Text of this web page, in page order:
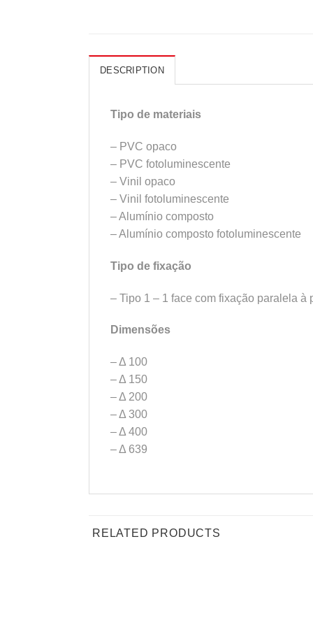
DESCRIPTION
Tipo de materiais
– PVC opaco
– PVC fotoluminescente
– Vinil opaco
– Vinil fotoluminescente
– Alumínio composto
– Alumínio composto fotoluminescente
Tipo de fixação
– Tipo 1 – 1 face com fixação paralela à
Dimensões
– Δ 100
– Δ 150
– Δ 200
– Δ 300
– Δ 400
– Δ 639
RELATED PRODUCTS